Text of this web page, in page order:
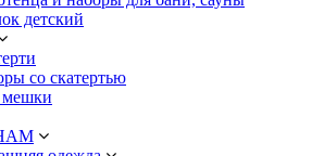
детский
со скатертью